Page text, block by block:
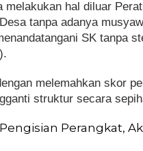
melakukan hal diluar
tanpa adanya
SK tanpa
melemahkan skor
struktur secara
Perangkat,